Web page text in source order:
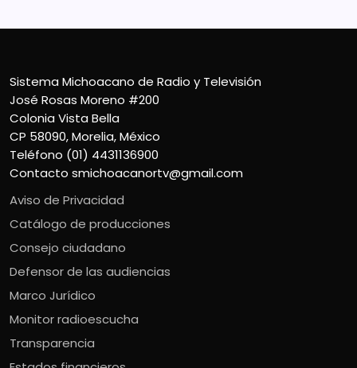
Sistema Michoacano de Radio y Televisión
José Rosas Moreno #200
Colonia Vista Bella
CP 58090, Morelia, México
Teléfono (01) 4431136900
Contacto smichoacanortv@gmail.com
Aviso de Privacidad
Catálogo de producciones
Consejo ciudadano
Defensor de las audiencias
Marco Jurídico
Monitor radioescucha
Transparencia